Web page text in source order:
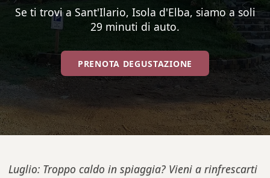
Se ti trovi a Sant'Ilario, Isola d'Elba, siamo a soli
29 minuti di auto.
PRENOTA DEGUSTAZIONE
Luglio: Troppo caldo in spiaggia? Vieni a rinfrescarti